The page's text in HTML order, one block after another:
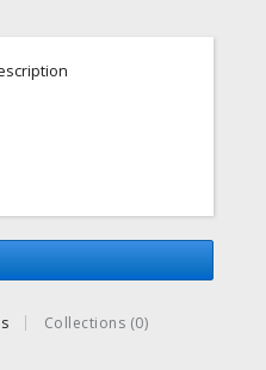
Collections (0)